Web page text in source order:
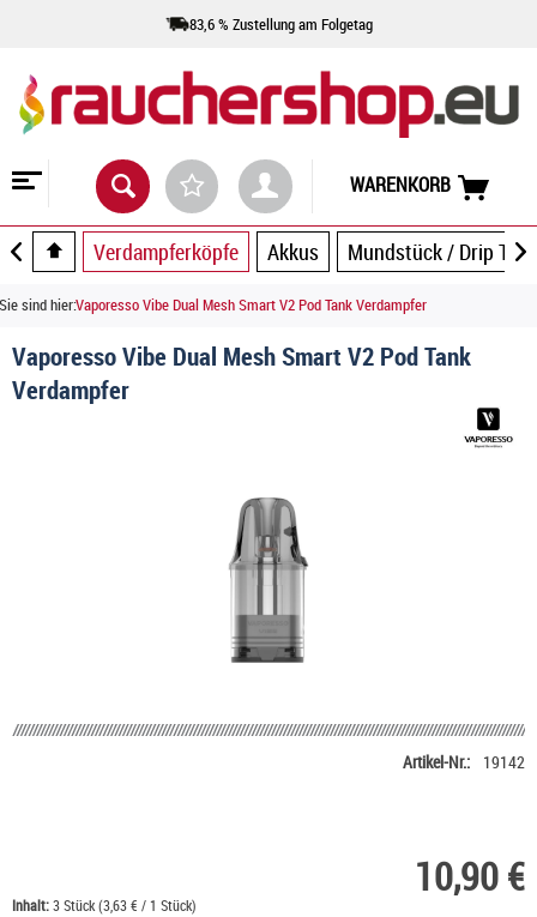
83,6 % Zustellung am Folgetag
WARENKORB
Verdampferköpfe Akkus Mundstück / Drip Tip
Sie sind hier:Vaporesso Vibe Dual Mesh Smart V2 Pod Tank Verdampfer
Vaporesso Vibe Dual Mesh Smart V2 Pod Tank
Verdampfer
Artikel-Nr.: 19142
10,90 €
Inhalt:3 Stück (3,63 € / 1 Stück)